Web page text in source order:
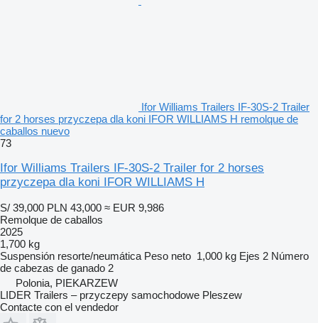
Ifor Williams Trailers IF-30S-2 Trailer
for 2 horses przyczepa dla koni IFOR WILLIAMS H remolque de
caballos nuevo
73
Ifor Williams Trailers IF-30S-2 Trailer for 2 horses
przyczepa dla koni IFOR WILLIAMS H
S/ 39,000 PLN 43,000 ≈ EUR 9,986
Remolque de caballos
2025
1,700 kg
Suspensión resorte/neumática Peso neto 1,000 kg Ejes 2 Número
de cabezas de ganado 2
Polonia, PIEKARZEW
LIDER Trailers – przyczepy samochodowe Pleszew
Contacte con el vendedor